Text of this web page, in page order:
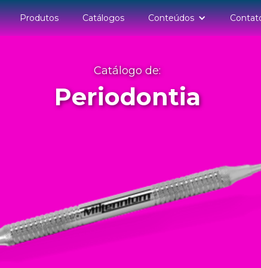
Produtos Catálogos Conteúdos
Catálogo de:
Periodontia